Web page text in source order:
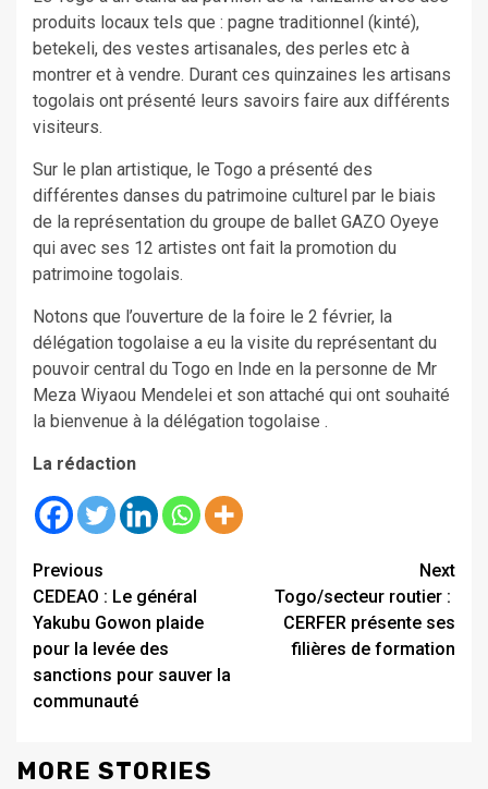
produits locaux tels que : pagne traditionnel (kinté),
betekeli, des vestes artisanales, des perles etc à
montrer et à vendre. Durant ces quinzaines les artisans
togolais ont présenté leurs savoirs faire aux différents
visiteurs.
Sur le plan artistique, le Togo a présenté des
différentes danses du patrimoine culturel par le biais
de la représentation du groupe de ballet GAZO Oyeye
qui avec ses 12 artistes ont fait la promotion du
patrimoine togolais.
Notons que l’ouverture de la foire le 2 février, la
délégation togolaise a eu la visite du représentant du
pouvoir central du Togo en Inde en la personne de Mr
Meza Wiyaou Mendelei et son attaché qui ont souhaité
la bienvenue à la délégation togolaise .
La rédaction
Continue
Reading
Previous
CEDEAO : Le général
Yakubu Gowon plaide
pour la levée des
sanctions pour sauver la
communauté
Next
Togo/secteur routier :
CERFER présente ses
filières de formation
MORE STORIES